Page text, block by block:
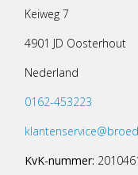
Keiweg 7
4901 JD Oosterhout
Nederland
0162-453223
KvK-nummer: